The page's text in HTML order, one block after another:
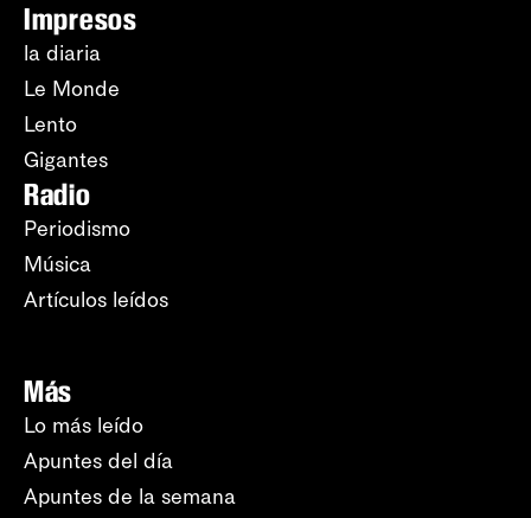
Impresos
la diaria
Le Monde
Lento
Gigantes
Radio
Periodismo
Música
Artículos leídos
Más
Lo más leído
Apuntes del día
Apuntes de la semana